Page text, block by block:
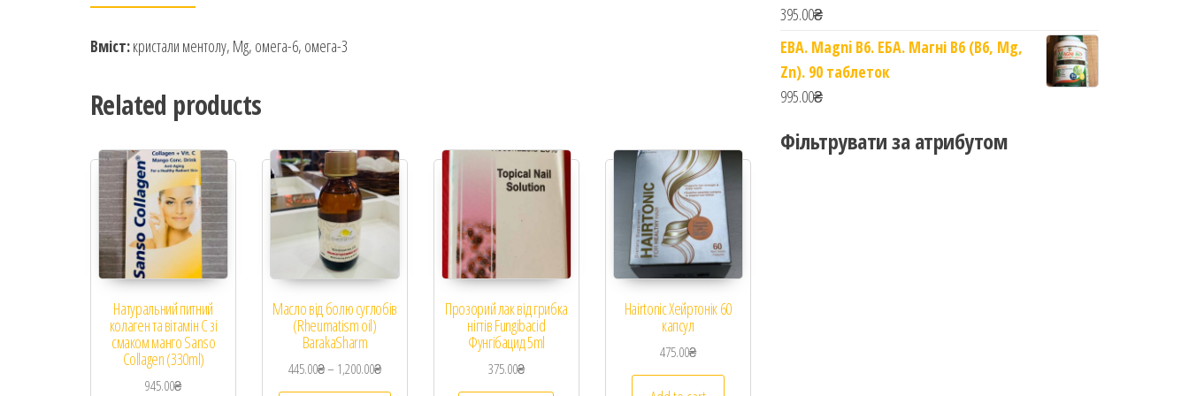
Вміст:кристали ментолу, Mg, омега-6, омега-3
Related products
Натуральний питний
колаген та вітамін C зі
смаком манго Sanso
Collagen (330ml)
945.00₴
Масло від болю суглобів
(Rheumatism oil)
BarakaSharm
445.00₴– 1,200.00₴
Прозорий лак від грибка
нігтів Fungibacid
Фунгібацид 5ml
375.00₴
Hairtonic Хейртонік 60
капсул
475.00₴
395.00₴
EBA. Magni B6. ЕБА. Магні B6 (B6, Mg,
Zn). 90 таблеток
995.00₴
Фільтрувати за атрибутом